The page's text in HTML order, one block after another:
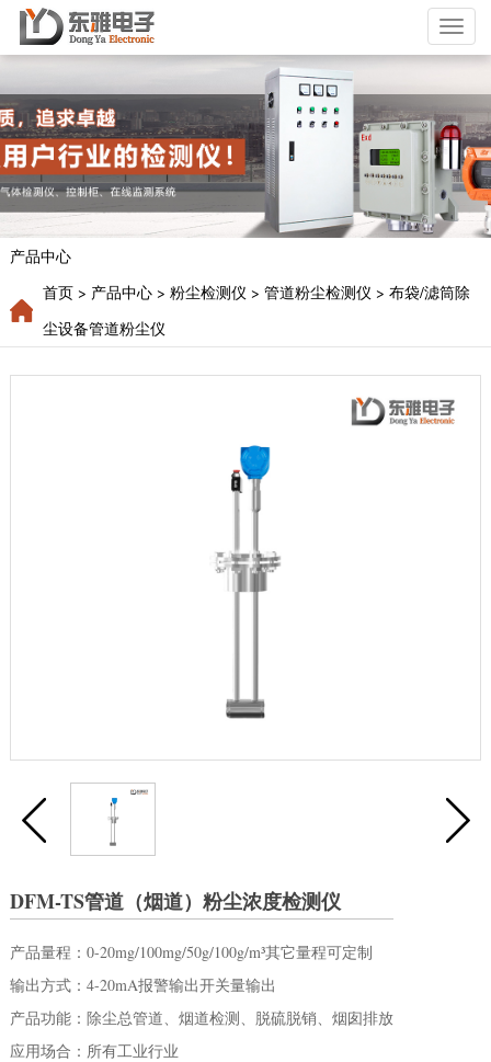
产品中心
首页 > 产品中心> 粉尘检测仪 > 管道粉尘检测仪 > 布袋/滤筒除
尘设备管道粉尘仪
DFM-TS管道（烟道）粉尘浓度检测仪
产品量程：0-20mg/100mg/50g/100g/m³其它量程可定制
输出方式：4-20mA报警输出开关量输出
产品功能：除尘总管道、烟道检测、脱硫脱销、烟囱排放
应用场合：所有工业行业